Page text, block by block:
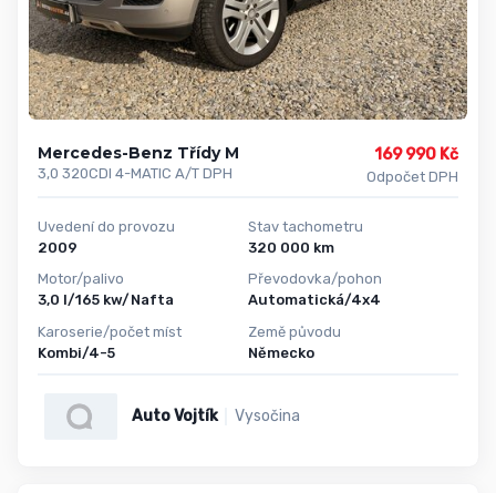
Mercedes-Benz Třídy M
3,0 320CDI 4-MATIC A/T DPH
169 990 Kč
Odpočet DPH
Uvedení do provozu
2009
Motor/palivo
3,0 l/165 kw/Nafta
Karoserie/počet míst
Kombi/4-5
Stav tachometru
320 000 km
Převodovka/pohon
Automatická/4x4
Země původu
Německo
Auto Vojtík Vysočina